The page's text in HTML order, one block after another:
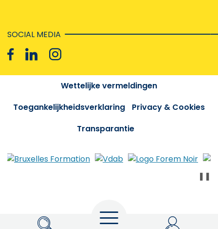
SOCIAL MEDIA
Wettelijke vermeldingen
Toegankelijkheidsverklaring
Privacy & Cookies
Transparantie
❚❚